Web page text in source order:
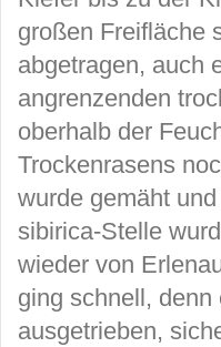
großen Freifläche
abgetragen, auch
angrenzenden
oberhalb der
Trockenrasens
wurde gemäht
sibirica-Stelle
wieder von
ging schnell,
ausgetrieben,